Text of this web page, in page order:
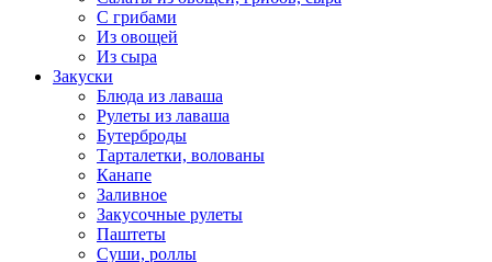
С грибами
Из овощей
Из сыра
Закуски
Блюда из лаваша
Рулеты из лаваша
Бутерброды
Тарталетки, волованы
Канапе
Заливное
Закусочные рулеты
Паштеты
Суши, роллы